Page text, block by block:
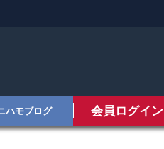
ハモブログ 会員ログイン